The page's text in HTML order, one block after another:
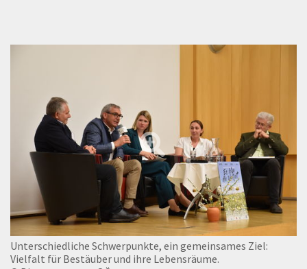
Unterschiedliche Schwerpunkte, ein gemeinsames Ziel:
Vielfalt für Bestäuber und ihre Lebensräume.